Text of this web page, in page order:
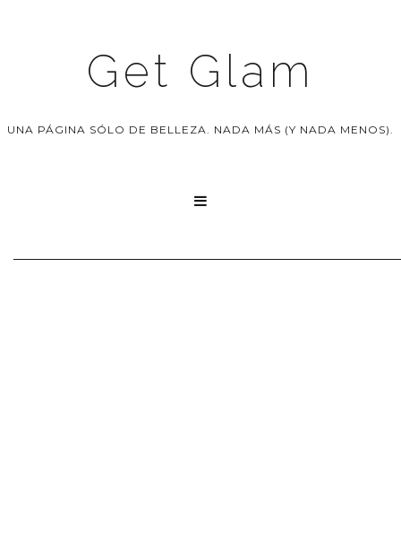
Get Glam
UNA PÁGINA SÓLO DE BELLEZA. NADA MÁS (Y NADA MENOS).
